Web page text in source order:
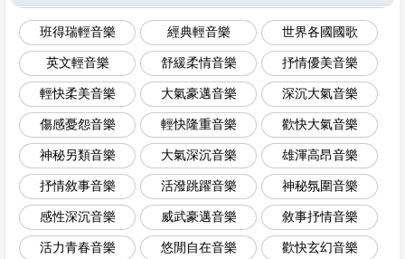
班得瑞輕音樂 經典輕音樂 世界各國國歌
英文輕音樂 舒緩柔情音樂 抒情優美音樂
輕快柔美音樂 大氣豪邁音樂 深沉大氣音樂
傷感憂怨音樂 輕快隆重音樂 歡快大氣音樂
神秘另類音樂 大氣深沉音樂 雄渾高昂音樂
抒情敘事音樂 活潑跳躍音樂 神秘氛圍音樂
感性深沉音樂 威武豪邁音樂 敘事抒情音樂
活力青春音樂 悠閒自在音樂 歡快玄幻音樂